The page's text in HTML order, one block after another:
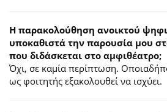
Η παρακολούθηση ανοικτού
υποκαθιστά την παρουσία μου
που διδάσκεται στο αμφιθέατρο;
Όχι, σε καμία περίπτωση.
ως φοιτητής εξακολουθεί να ισχύει.